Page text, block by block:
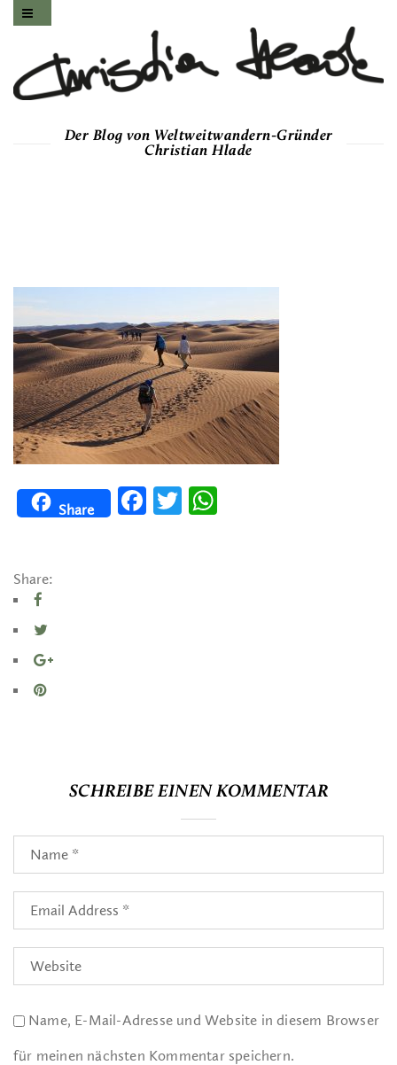
Der Blog von Weltweitwandern-Gründer
Christian Hlade
Share
FacebookTwitter
Share:
SCHREIBE EINEN KOMMENTAR
Name, E-Mail-Adresse und Website in diesem Browser
für meinen nächsten Kommentar speichern.